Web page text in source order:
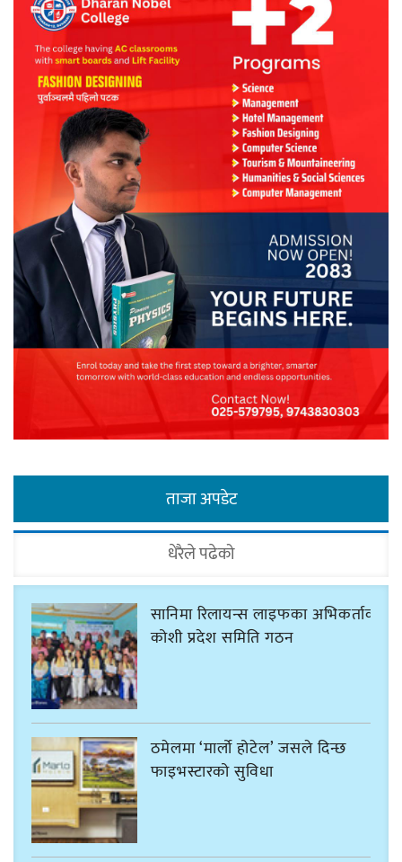
ताजा अपडेट
धेरैले पढेको
सानिमा रिलायन्स लाइफका अभिकर्ताको
कोशी प्रदेश समिति गठन
ठमेलमा ‘मार्लो होटेल’ जसले दिन्छ
फाइभस्टारको सुविधा